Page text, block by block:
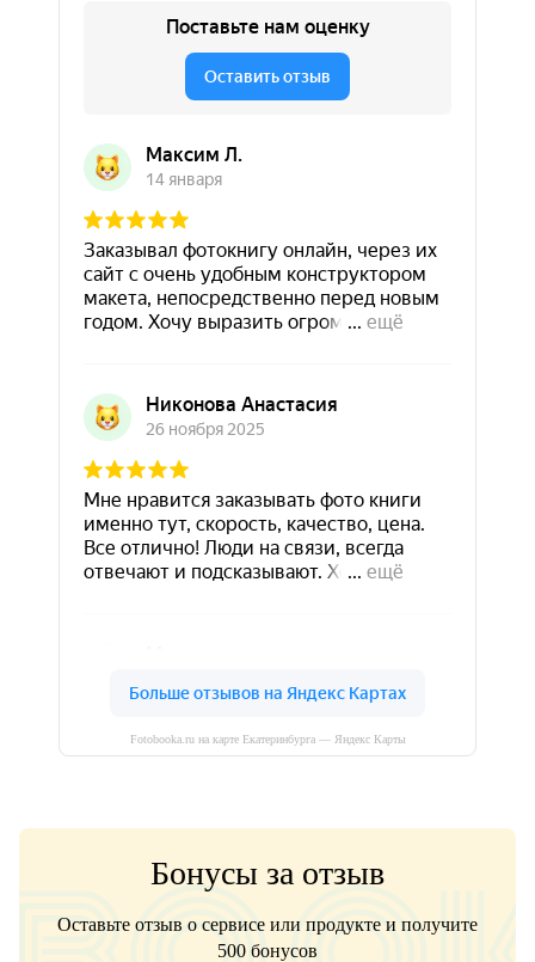
Fotobooka.ru на карте Екатеринбурга — Яндекс Карты
Бонусы за отзыв
Оставьте отзыв о сервисе или продукте и получите
500 бонусов